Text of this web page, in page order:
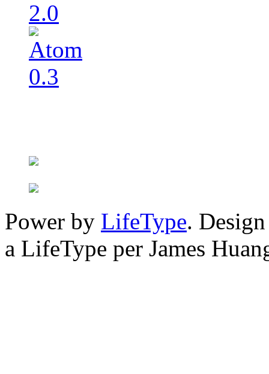
Power by LifeType.
a LifeType per James